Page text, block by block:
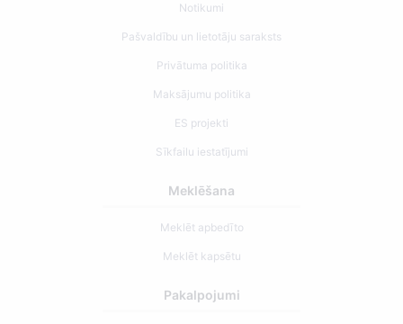
Notikumi
Pašvaldību un lietotāju saraksts
Privātuma politika
Maksājumu politika
ES projekti
Sīkfailu iestatījumi
Meklēšana
Meklēt apbedīto
Meklēt kapsētu
Pakalpojumi